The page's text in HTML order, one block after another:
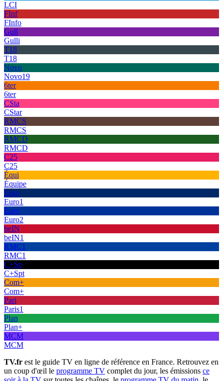
LCI
FInf
FInfo
Gull
Gulli
T18
T18
Novo
Novo19
6ter
6ter
CSta
CStar
RMCS
RMCS
RMCD
RMCD
C25
C25
Équi
Équipe
Euro
Euro1
Euro
Euro2
beIN
beIN1
RMC1
RMC1
C+Sp
C+Spt
Com+
Com+
Pari
Paris1
Plan
Plan+
MCM
MCM
TV.fr est le guide TV en ligne de référence en France. Retrouvez en
un coup d'œil le programme TV complet du jour, les émissions ce